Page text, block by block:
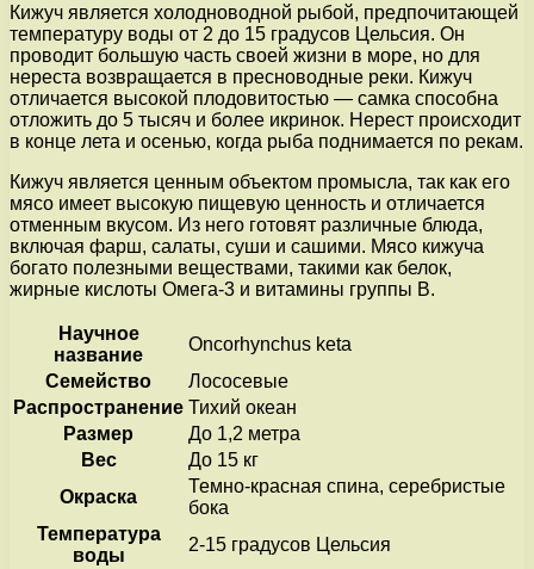
Кижуч является холодноводной рыбой, предпочитающей
температуру воды от 2 до 15 градусов Цельсия. Он
проводит большую часть своей жизни в море, но для
нереста возвращается в пресноводные реки. Кижуч
отличается высокой плодовитостью — самка способна
отложить до 5 тысяч и более икринок. Нерест происходит
в конце лета и осенью, когда рыба поднимается по рекам.
Кижуч является ценным объектом промысла, так как его
мясо имеет высокую пищевую ценность и отличается
отменным вкусом. Из него готовят различные блюда,
включая фарш, салаты, суши и сашими. Мясо кижуча
богато полезными веществами, такими как белок,
жирные кислоты Омега-3 и витамины группы В.
Научное
название
Oncorhynchus keta
Семейство
Лососевые
Распространение Тихий океан
Размер
До 1,2 метра
Вес
До 15 кг
Окраска
Темно-красная спина, серебристые
бока
Температура
воды
2-15 градусов Цельсия